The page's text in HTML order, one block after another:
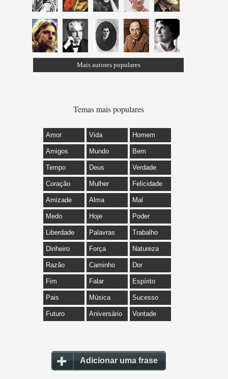
Mais autores populares
Temas mais populares
Amor Vida Homem
Amigos Mundo Bem
Tempo Deus Verdade
Coração Mulher Felicidade
Amizade Alma Mal
Medo Hoje Poder
Liberdade Palavras Trabalho
Dinheiro Força Natureza
Razão Caminho Dor
Fim Falar Espírito
Pais Música Sucesso
Futuro Aniversário Vontade
Adicionar uma frase